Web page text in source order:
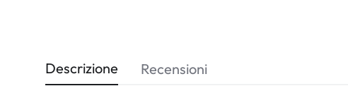
Descrizione Recensioni